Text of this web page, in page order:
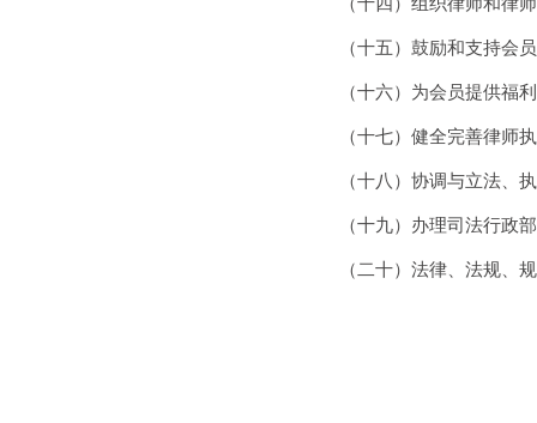
（十五）鼓励和支持会
（十六）为会员提供福
（十七）健全完善律师
（十八）协调与立法、
（十九）办理司法行政
（二十）法律、法规、